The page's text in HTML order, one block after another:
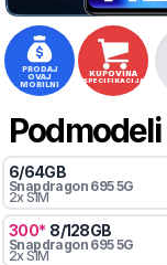
PRODAJ
OVAJ
MOBILNI
KUPOVINA
SPECIFIKACIJA
Podmodeli
6/64GB
Snapdragon 695 5G
2x SIM
300* 8/128GB
Snapdragon 695 5G
2x SIM